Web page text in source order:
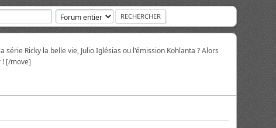
série Ricky la belle vie, Julio Iglésias ou l'émission Kohlanta ? Alors
! [/move]